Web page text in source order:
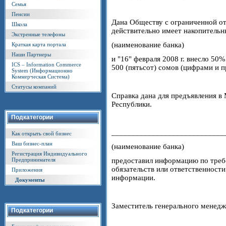
Семья
Пенсии
Школа
Экстренные телефоны
Краткая карта портала
Наши Партнеры
ICS – Information Commerce
System (Информационно
Коммерческая Система)
Статусы компаний
Подкатегории
Как открыть свой бизнес
Ваш бизнес-план
Регистрация Индивидуального
Предпринимателя
Приложения
Документы
Подкатегории
Дана Обществу с ограниченной
действительно имеет
(наименование банка)
и "16" февраля 2008 г. внесло
500 (пятьсот) сомов (цифрами и
Справка дана для предъявления
Республики.
(наименование банка)
предоставил информацию по
обязательств или
информации.
Заместитель генерального